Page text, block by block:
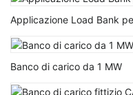
Applicazione Load Bank
Banco di carico da 1 MW